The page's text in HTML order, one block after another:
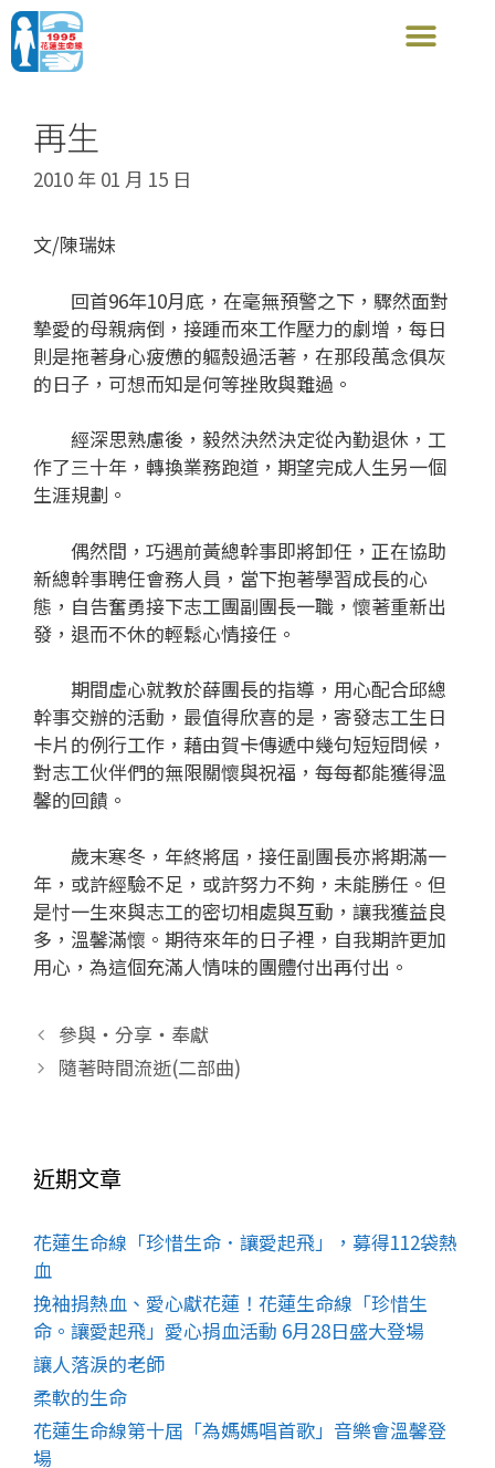
再生
2010 年 01 月 15 日
文/陳瑞妹
回首96年10月底，在毫無預警之下，驟然面對
摯愛的母親病倒，接踵而來工作壓力的劇增，每日
則是拖著身心疲憊的軀殼過活著，在那段萬念俱灰
的日子，可想而知是何等挫敗與難過。
經深思熟慮後，毅然決然決定從內勤退休，工
作了三十年，轉換業務跑道，期望完成人生另一個
生涯規劃。
偶然間，巧遇前黃總幹事即將卸任，正在協助
新總幹事聘任會務人員，當下抱著學習成長的心
態，自告奮勇接下志工團副團長一職，懷著重新出
發，退而不休的輕鬆心情接任。
期間虛心就教於薛團長的指導，用心配合邱總
幹事交辦的活動，最值得欣喜的是，寄發志工生日
卡片的例行工作，藉由賀卡傳遞中幾句短短問候，
對志工伙伴們的無限關懷與祝福，每每都能獲得溫
馨的回饋。
歲末寒冬，年終將屆，接任副團長亦將期滿一
年，或許經驗不足，或許努力不夠，未能勝任。但
是忖一生來與志工的密切相處與互動，讓我獲益良
多，溫馨滿懷。期待來年的日子裡，自我期許更加
用心，為這個充滿人情味的團體付出再付出。
參與‧分享‧奉獻
隨著時間流逝(二部曲)
近期文章
花蓮生命線「珍惜生命．讓愛起飛」，募得112袋熱
血
挽袖捐熱血、愛心獻花蓮！花蓮生命線「珍惜生
命。讓愛起飛」愛心捐血活動 6月28日盛大登場
讓人落淚的老師
柔軟的生命
花蓮生命線第十屆「為媽媽唱首歌」音樂會溫馨登
場